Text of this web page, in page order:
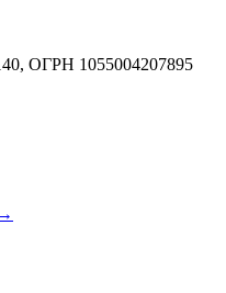
ОГРН 1055004207895